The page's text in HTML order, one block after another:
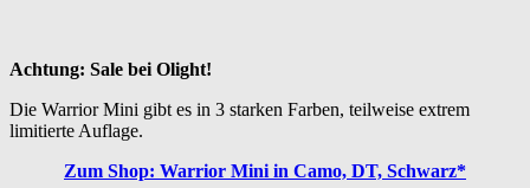
Achtung: Sale bei Olight!
Die Warrior Mini gibt es in 3 starken Farben, teilweise extrem
limitierte Auflage.
Zum Shop: Warrior Mini in Camo, DT, Schwarz*